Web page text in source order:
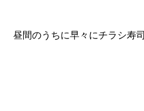
昼間のうちに早々にチラシ寿